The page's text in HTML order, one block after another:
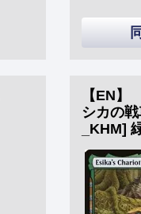
【EN】
シカの
_KHM]